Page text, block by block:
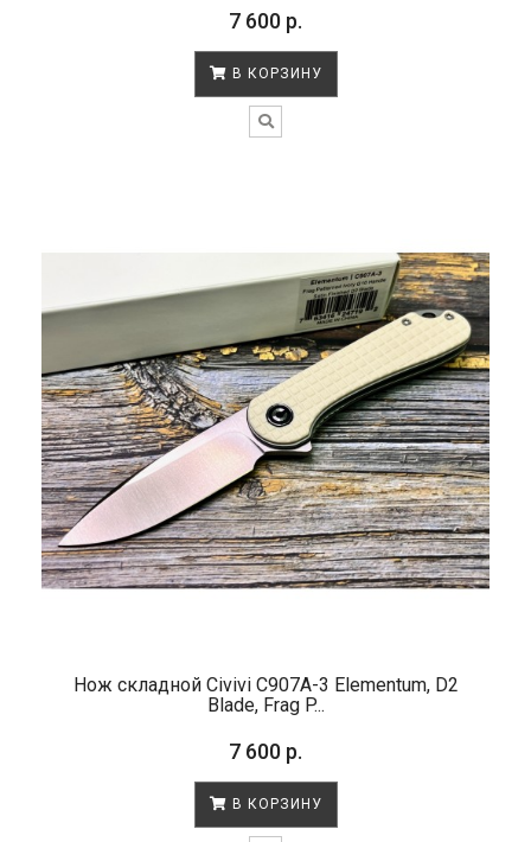
7 600 р.
В КОРЗИНУ
Нож складной Civivi C907A-3 Elementum, D2
Blade, Frag P...
7 600 р.
В КОРЗИНУ